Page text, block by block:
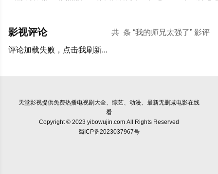
共 条 “我的师兄太强了” 影评
影视评论
评论加载失败，点击我刷新...
天堂影视提供免费热播电视剧大全、综艺、动漫、最新无删减电影在线
看
Copyright © 2023 yibowujin.com All Rights Reserved
蜀ICP备2023037967号